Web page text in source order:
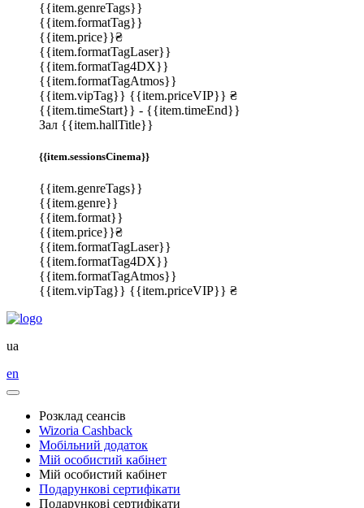
{{item.genreTags}}
{{item.formatTag}}
{{item.price}}₴
{{item.formatTagLaser}}
{{item.formatTag4DX}}
{{item.formatTagAtmos}}
{{item.vipTag}} {{item.priceVIP}} ₴
{{item.timeStart}} - {{item.timeEnd}}
Зал {{item.hallTitle}}
{{item.sessionsCinema}}
{{item.genreTags}}
{{item.genre}}
{{item.format}}
{{item.price}}₴
{{item.formatTagLaser}}
{{item.formatTag4DX}}
{{item.formatTagAtmos}}
{{item.vipTag}} {{item.priceVIP}} ₴
ua
en
Розклад сеансів
Wizoria Cashback
Мобільний додаток
Мій особистий кабінет
Мій особистий кабінет
Подарункові сертифікати
Подарункові сертифікати